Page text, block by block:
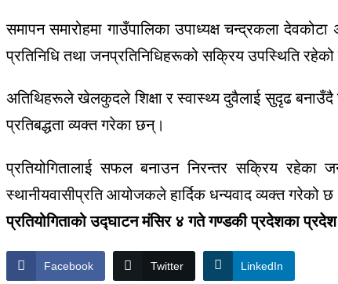
समापन समारोहमा गाउँपालिका उपाध्यक्ष चन्द्रकला
प्रतिनिधि तथा जनप्रतिनिधिहरूको सक्रिय उपस्थिति रहेको
अतिथिहरूले खेलकुदले शिक्षा र स्वास्थ्य दुवैलाई सुदृढ बनाउँदै
प्रतिबद्धता व्यक्त गरेका छन्।
प्रतियोगितालाई सफल बनाउन निरन्तर सक्रिय रहेका
स्थानीयवासीप्रति आयोजकले हार्दिक धन्यवाद व्यक्त गरेको
प्रतियोगिताको उद्घाटन मंसिर ४ गते गण्डकी प्रदेशका
Facebook Twitter LinkedIn